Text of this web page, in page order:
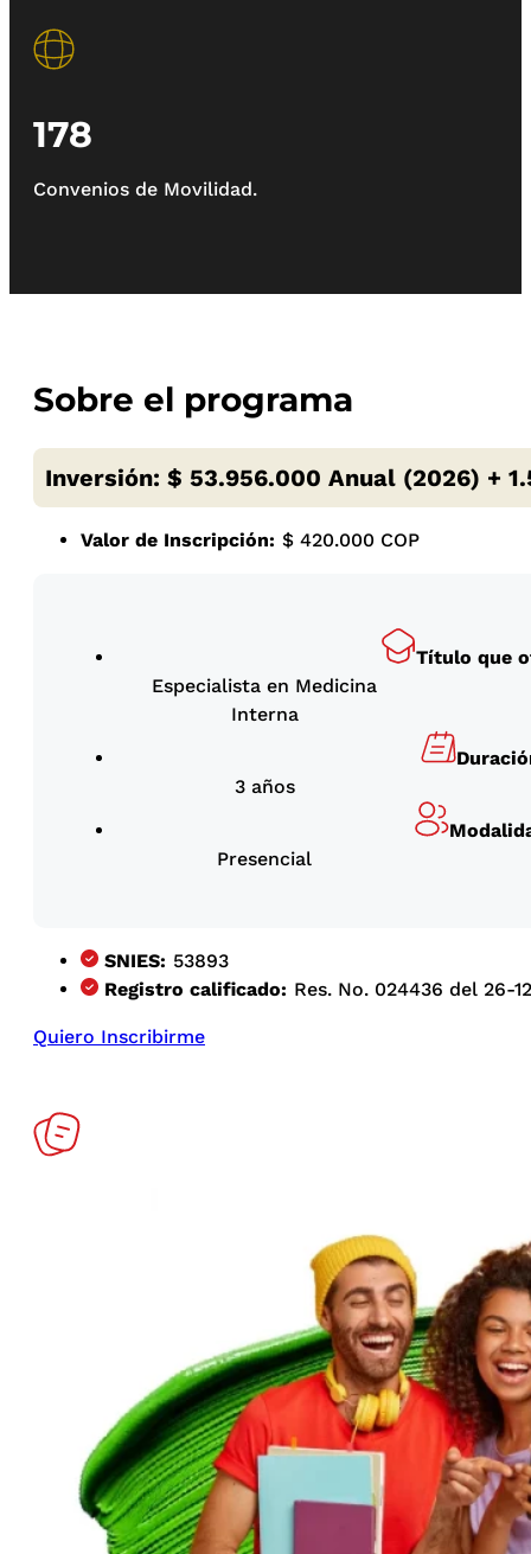
178
Convenios de Movilidad.
Sobre el programa
Inversión: $ 53.956.000 Anual (2026) +
Valor de Inscripción: $ 420.000 COP
Título que
Especialista en Medicina
Interna
3 años
Presencial
SNIES: 53893
Registro calificado: Res. No. 024436 del 26-
Quiero Inscribirme